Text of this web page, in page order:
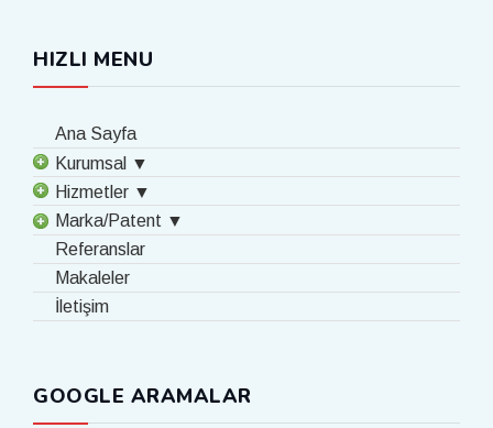
HIZLI MENU
Ana Sayfa
Kurumsal ▼
Hizmetler ▼
Marka/Patent ▼
Referanslar
Makaleler
İletişim
GOOGLE ARAMALAR